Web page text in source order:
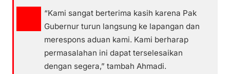
“Kami sangat berterima kasih karena Pak
Gubernur turun langsung ke lapangan dan
merespons aduan kami. Kami berharap
permasalahan ini dapat terselesaikan
dengan segera,” tambah Ahmadi.